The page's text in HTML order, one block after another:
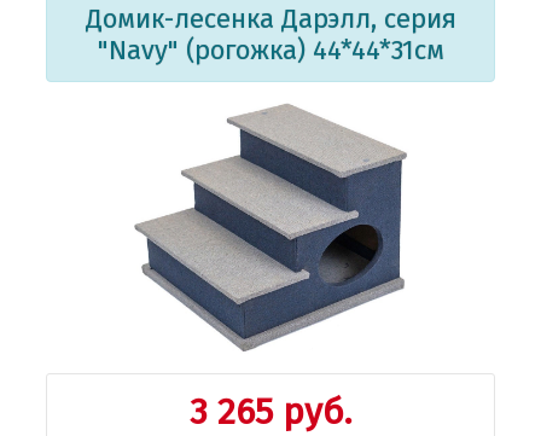
Домик-лесенка Дарэлл, серия
"Navy" (рогожка) 44*44*31см
3 265 руб.